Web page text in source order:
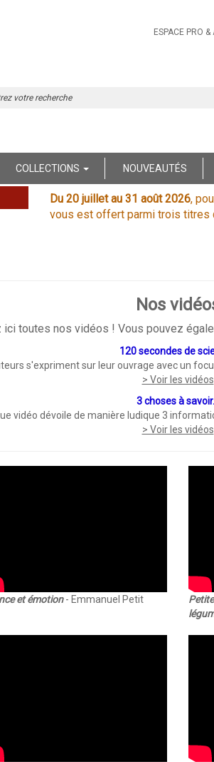
ESPACE PRO &
COLLECTIONS NOUVEAUTÉS
Du 20 juillet au 31 août 2026,
vous est offert parmi trois titres
Nos
ici toutes nos vidéos ! Vous pouvez
120 secondes de
s'expriment sur leur ouvrage avec un
> Voir les vidéos
3 choses à
vidéo dévoile de manière ludique 3
> Voir les vidéos
et émotion- Emmanuel Petit